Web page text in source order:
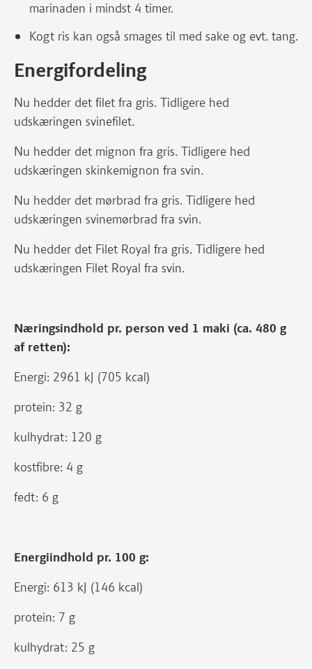
marinaden i mindst 4 timer.
Kogt ris kan også smages til med sake og evt. tang.
Energifordeling
Nu hedder det filet fra gris. Tidligere hed
udskæringen svinefilet.
Nu hedder det mignon fra gris. Tidligere hed
udskæringen skinkemignon fra svin.
Nu hedder det mørbrad fra gris. Tidligere hed
udskæringen svinemørbrad fra svin.
Nu hedder det Filet Royal fra gris. Tidligere hed
udskæringen Filet Royal fra svin.
Næringsindhold pr. person ved 1 maki (ca. 480 g
af retten):
Energi: 2961 kJ (705 kcal)
protein: 32 g
kulhydrat: 120 g
kostfibre: 4 g
fedt: 6 g
Energiindhold pr. 100 g:
Energi: 613 kJ (146 kcal)
protein: 7 g
kulhydrat: 25 g